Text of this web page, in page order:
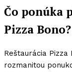
Čo ponúka
Pizza Bono?
Reštaurácia Pizza
rozmanitou